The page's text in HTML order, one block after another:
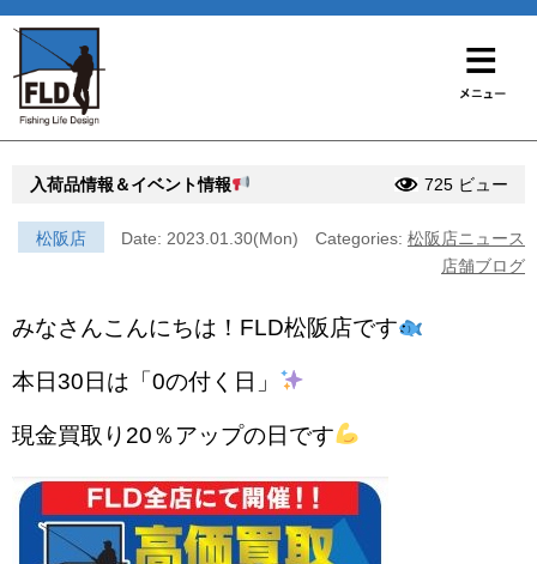
入荷品情報＆イベント情報 725 ビュー
松阪店 Date: 2023.01.30(Mon) Categories: 松阪店ニュース
店舗ブログ
みなさんこんにちは！FLD松阪店です
本日30日は「0の付く日」
現金買取り20％アップの日です